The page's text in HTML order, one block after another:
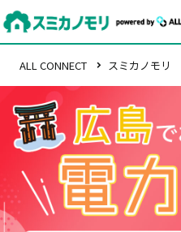
ALL CONNECT スミカノモリ